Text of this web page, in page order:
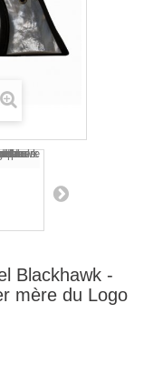
Blackhawk -
mère du Logo